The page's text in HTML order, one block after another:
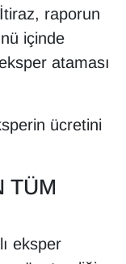
raporun
içinde
ataması
ücretini
TÜM
eksper